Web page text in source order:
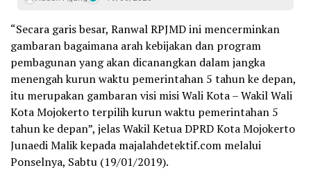
“Secara garis besar, Ranwal RPJMD ini mencerminkan
gambaran bagaimana arah kebijakan dan program
pembagunan yang akan dicanangkan dalam jangka
menengah kurun waktu pemerintahan 5 tahun ke depan,
itu merupakan gambaran visi misi Wali Kota – Wakil Wali
Kota Mojokerto terpilih kurun waktu pemerintahan 5
tahun ke depan”, jelas Wakil Ketua DPRD Kota Mojokerto
Junaedi Malik kepada majalahdetektif.com melalui
Ponselnya, Sabtu (19/01/2019).